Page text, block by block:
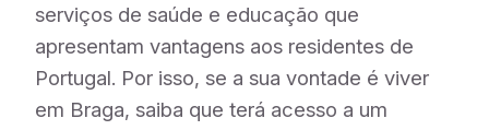
serviços de saúde e educação que
apresentam vantagens aos residentes de
Portugal. Por isso, se a sua vontade é viver
em Braga, saiba que terá acesso a um